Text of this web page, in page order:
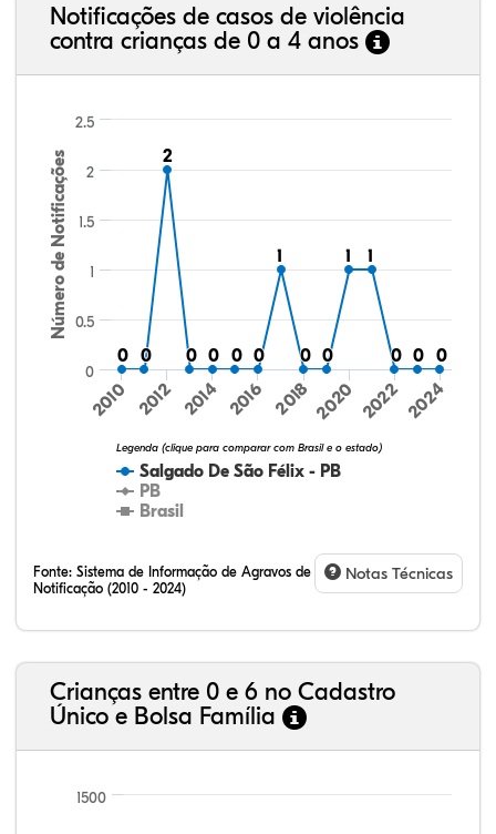
Notificações de casos de violência
contra crianças de 0 a 4 anos
Número de Notificações
0
0 0
0
2
2
0
0 0
0 0
0 0
0
11
0
0 0
0
11 11
0
0 0
0 0
0
Salgado De São Félix - PB
PB
Brasil
Legenda (clique para comparar com Brasil e o estado)
2010 2012 2014 2016 2018 2020 2022 2024
0
0.5
1
1.5
2
2.5
Fonte: Sistema de Informação de Agravos de
Notificação (2010 - 2024)
Notas Técnicas
Crianças entre 0 e 6 no Cadastro
Único e Bolsa Família
1500
13,45%
3,34%
0,40%
78,54%
0,84%
3,42%
32,57%
9,24%
0,46%
54,88%
1,27%
1,56%